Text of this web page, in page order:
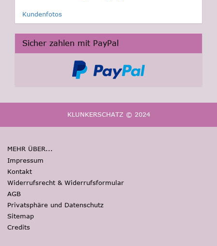
Kundenfotos
Sicher zahlen mit PayPal
KLUNKERSCHATZ © 2024
MEHR ÜBER...
Impressum
Kontakt
Widerrufsrecht & Widerrufsformular
AGB
Privatsphäre und Datenschutz
Sitemap
Credits